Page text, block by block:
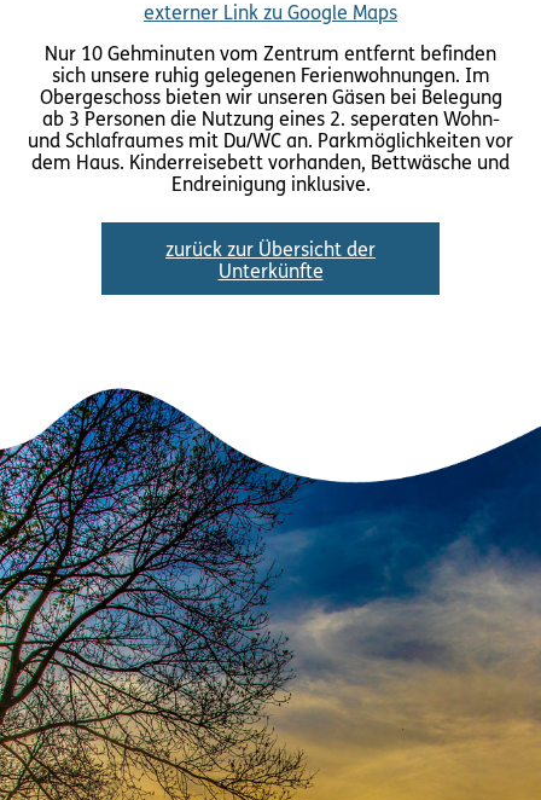
externer Link zu Google Maps
Nur 10 Gehminuten vom Zentrum entfernt befinden
sich unsere ruhig gelegenen Ferienwohnungen. Im
Obergeschoss bieten wir unseren Gäsen bei Belegung
ab 3 Personen die Nutzung eines 2. seperaten Wohn-
und Schlafraumes mit Du/WC an. Parkmöglichkeiten vor
dem Haus. Kinderreisebett vorhanden, Bettwäsche und
Endreinigung inklusive.
zurück zur Übersicht der
Unterkünfte